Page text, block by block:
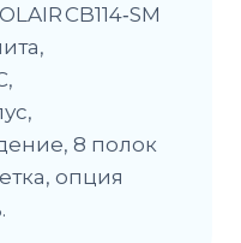
CB114‑SM
8 полок
опция